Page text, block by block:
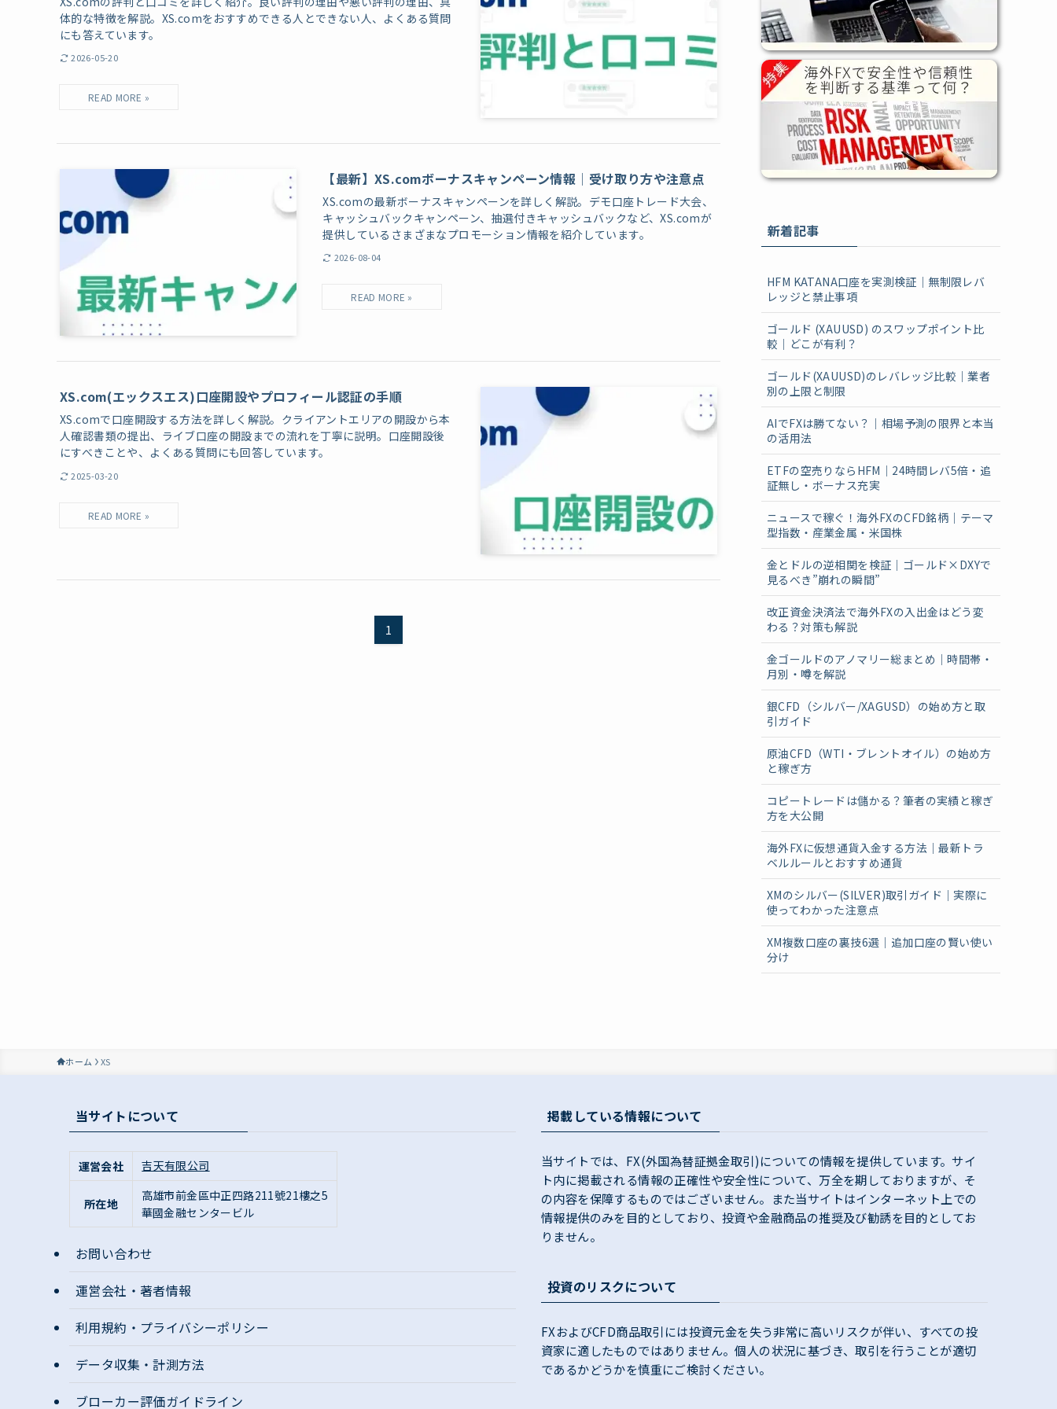
体的な特徴を解説。XS.comをおすすめできる人とできない人、よくある質問
にも答えています。
2026-05-20
【最新】XS.comボーナスキャンペーン情報│受け取り方や注意点
XS.comの最新ボーナスキャンペーンを詳しく解説。デモ口座トレード大会、
キャッシュバックキャンペーン、抽選付きキャッシュバックなど、XS.comが
提供しているさまざまなプロモーション情報を紹介しています。
2026-08-04
XS.com(エックスエス)口座開設やプロフィール認証の手順
XS.comで口座開設する方法を詳しく解説。クライアントエリアの開設から本
人確認書類の提出、ライブ口座の開設までの流れを丁寧に説明。口座開設後
にすべきことや、よくある質問にも回答しています。
2025-03-20
1
新着記事
HFM KATANA口座を実測検証｜無制限レバ
レッジと禁止事項
ゴールド (XAUUSD) のスワップポイント比
較｜どこが有利？
ゴールド(XAUUSD)のレバレッジ比較｜業者
別の上限と制限
AIでFXは勝てない？｜相場予測の限界と本当
の活用法
ETFの空売りならHFM｜24時間レバ5倍・追
証無し・ボーナス充実
ニュースで稼ぐ！海外FXのCFD銘柄｜テーマ
型指数・産業金属・米国株
金とドルの逆相関を検証｜ゴールド×DXYで
見るべき”崩れの瞬間”
改正資金決済法で海外FXの入出金はどう変
わる？対策も解説
金ゴールドのアノマリー総まとめ｜時間帯・
月別・噂を解説
銀CFD（シルバー/XAGUSD）の始め方と取
引ガイド
原油CFD（WTI・ブレントオイル）の始め方
と稼ぎ方
コピートレードは儲かる？筆者の実績と稼ぎ
方を大公開
海外FXに仮想通貨入金する方法｜最新トラ
ベルルールとおすすめ通貨
XMのシルバー(SILVER)取引ガイド｜実際に
使ってわかった注意点
XM複数口座の裏技6選｜追加口座の賢い使い
分け
ホーム XS
当サイトについて
運営会社 吉天有限公司
所在地
高雄市前金區中正四路211號21樓之5
華國金融センタービル
お問い合わせ
運営会社・著者情報
利用規約・プライバシーポリシー
データ収集・計測方法
ブローカー評価ガイドライン
掲載している情報について
当サイトでは、FX(外国為替証拠金取引)についての情報を提供しています。サイ
ト内に掲載される情報の正確性や安全性について、万全を期しておりますが、そ
の内容を保障するものではございません。また当サイトはインターネット上での
情報提供のみを目的としており、投資や金融商品の推奨及び勧誘を目的としてお
りません。
投資のリスクについて
FXおよびCFD商品取引には投資元金を失う非常に高いリスクが伴い、すべての投
資家に適したものではありません。個人の状況に基づき、取引を行うことが適切
であるかどうかを慎重にご検討ください。